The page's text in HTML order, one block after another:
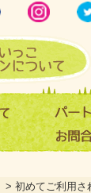
> 初めてご利用さ